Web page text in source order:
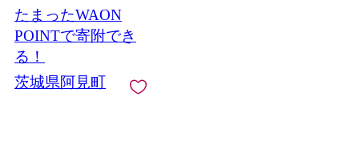
たまったWAON
POINTで寄附でき
る！
茨城県阿見町